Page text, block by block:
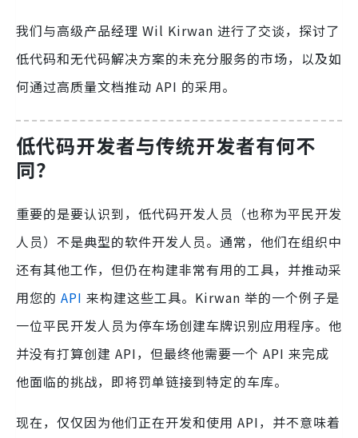
我们与高级产品经理 Wil Kirwan 进行了交谈，探讨了
低代码和无代码解决方案的未充分服务的市场，以及如
何通过高质量文档推动 API 的采用。
低代码开发者与传统开发者有何不
同？
重要的是要认识到，低代码开发人员（也称为平民开发
人员）不是典型的软件开发人员。通常，他们在组织中
还有其他工作，但仍在构建非常有用的工具，并推动采
用您的 API 来构建这些工具。Kirwan 举的一个例子是
一位平民开发人员为停车场创建车牌识别应用程序。他
并没有打算创建 API，但最终他需要一个 API 来完成
他面临的挑战，即将罚单链接到特定的车库。
现在，仅仅因为他们正在开发和使用 API，并不意味着